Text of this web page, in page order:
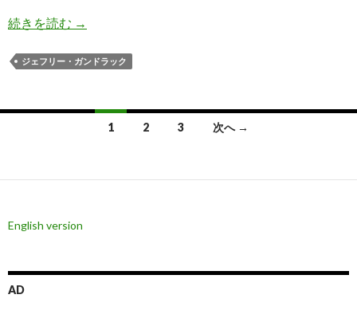
続きを読む ガンドラック氏: あなたの税金がタリバンの兵器
→
ジェフリー・ガンドラック
ナ
ゲ
ー
シ
1 2 3 次へ →
English version
AD